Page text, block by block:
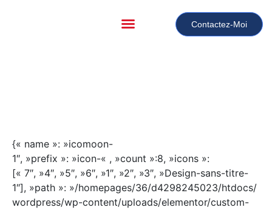
Contactez-Moi
{« name »: »icomoon-
1″, »prefix »: »icon-« , »count »:8, »icons »:
[« 7″, »4″, »5″, »6″, »1″, »2″, »3″, »Design-sans-titre-
1″], »path »: »/homepages/36/d4298245023/htdocs/
wordpress/wp-content/uploads/elementor/custom-